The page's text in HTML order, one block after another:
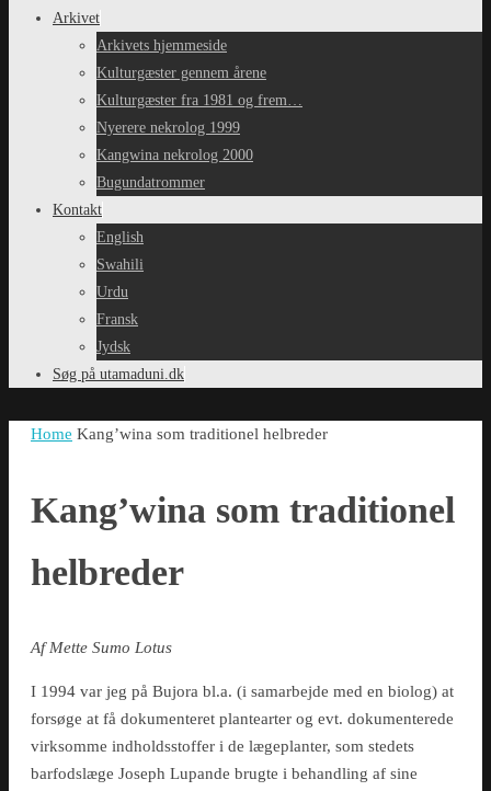
Arkivet
Arkivets hjemmeside
Kulturgæster gennem årene
Kulturgæster fra 1981 og frem…
Nyerere nekrolog 1999
Kangwina nekrolog 2000
Bugundatrommer
Kontakt
English
Swahili
Urdu
Fransk
Jydsk
Søg på utamaduni.dk
Home Kang’wina som traditionel helbreder
Kang’wina som traditionel
helbreder
Af Mette Sumo Lotus
I 1994 var jeg på Bujora bl.a. (i samarbejde med en biolog) at
forsøge at få dokumenteret plantearter og evt. dokumenterede
virksomme indholdsstoffer i de lægeplanter, som stedets
barfodslæge Joseph Lupande brugte i behandling af sine